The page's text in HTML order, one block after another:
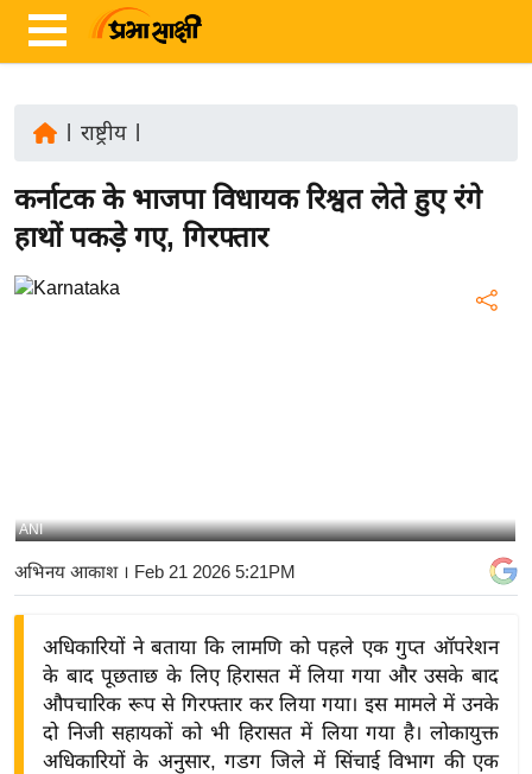
ज़ा
ख
ब
र
ष्ट्री
य
बि
द्यो
राष्ट्रीय|
कर्नाटक के भाजपा विधायक रिश्वत लेते हुए रंगे
हाथों पकड़े गए, गिरफ्तार
ANI
अभिनय आकाश। Feb 21 2026 5:21PM
अधिकारियों ने बताया कि लामणि को पहले एक गुप्त ऑपरेशन
के बाद पूछताछ के लिए हिरासत में लिया गया और उसके बाद
औपचारिक रूप से गिरफ्तार कर लिया गया। इस मामले में उनके
दो निजी सहायकों को भी हिरासत में लिया गया है। लोकायुक्त
अधिकारियों के अनुसार, गडग जिले में सिंचाई विभाग की एक